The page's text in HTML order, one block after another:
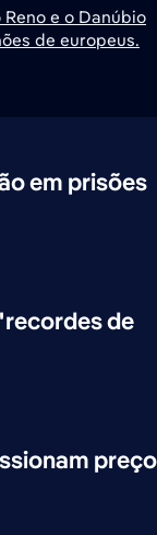
e o Danúbio
de europeus.
em prisões
de
preço